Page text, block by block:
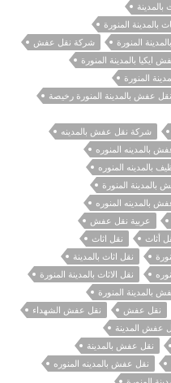
بالمدينة المنورة
المنورة
شركة نقل عفش
بالمدينة المنورة
المنورة
عفش بالمدينة المنورة رخيصة
شركة نقل عفش بالمدينه
بالمدينه المنوره
بالمدينه المنوره
المنورة
بالمدينه المنوره
عربية نقل عفش
أثاث
نقل اثاث
نقل اثاث بالمدينة
نقل الاثاث بالمدينة المنورة
بالمدينة المنورة
نقل عفش
نقل عفش الشهداء
عفش المدينة
نقل عفش بالمدينة
نقل عفش بالمدينه المنوره